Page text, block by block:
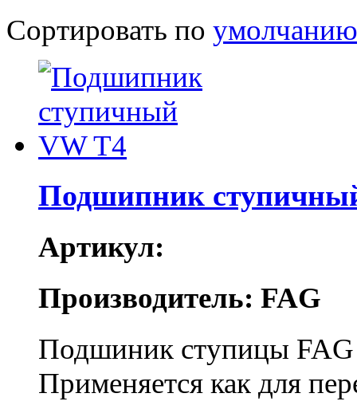
Сортировать по умолчанию
Подшипник
Артикул:
Производитель: FAG
Подшиник ступицы
Применяется как для